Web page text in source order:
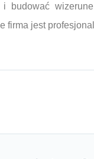
budować
firma jest